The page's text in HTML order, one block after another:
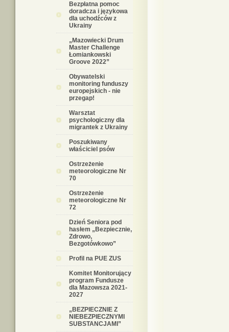
Bezpłatna pomoc
doradcza i językowa
dla uchodźców z
Ukrainy
„Mazowiecki Drum
Master Challenge
Łomiankowski
Groove 2022”
Obywatelski
monitoring funduszy
europejskich - nie
przegap!
Warsztat
psychologiczny dla
migrantek z Ukrainy
Poszukiwany
właściciel psów
Ostrzeżenie
meteorologiczne Nr
70
Ostrzeżenie
meteorologiczne Nr
72
Dzień Seniora pod
hasłem „Bezpiecznie,
Zdrowo,
Bezgotówkowo”
Profil na PUE ZUS
Komitet Monitorujący
program Fundusze
dla Mazowsza 2021-
2027
„BEZPIECZNIE Z
NIEBEZPIECZNYMI
SUBSTANCJAMI”